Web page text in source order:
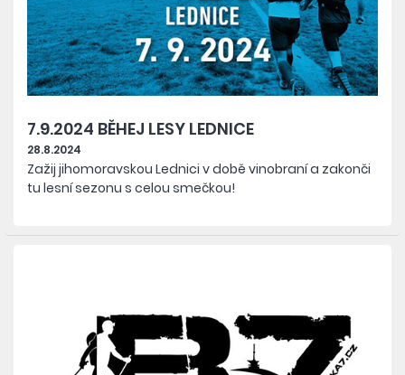
7.9.2024 BĚHEJ LESY LEDNICE
28.8.2024
Zažij jihomoravskou Lednici v době vinobraní a zakonči
tu lesní sezonu s celou smečkou!